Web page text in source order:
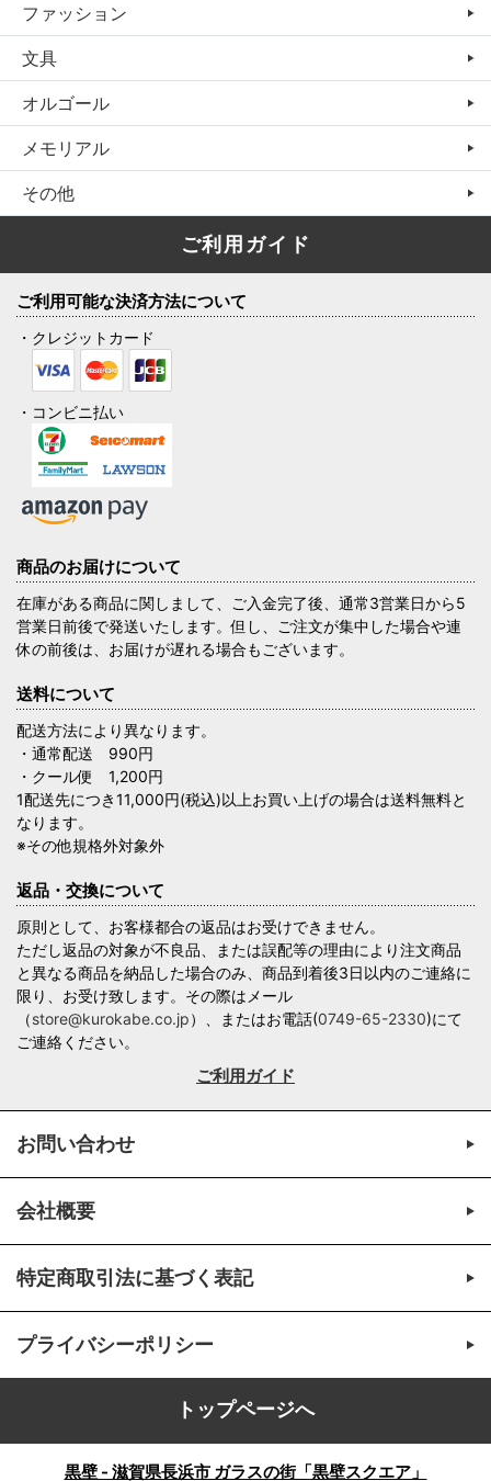
ファッション
文具
オルゴール
メモリアル
その他
ご利用ガイド
ご利用可能な決済方法について
・クレジットカード
・コンビニ払い
商品のお届けについて
在庫がある商品に関しまして、ご入金完了後、通常3営業日から5
営業日前後で発送いたします。但し、ご注文が集中した場合や連
休の前後は、お届けが遅れる場合もございます。
送料について
配送方法により異なります。
・通常配送 990円
・クール便 1,200円
1配送先につき11,000円(税込)以上お買い上げの場合は送料無料と
なります。
※その他規格外対象外
返品・交換について
原則として、お客様都合の返品はお受けできません。
ただし返品の対象が不良品、または誤配等の理由により注文商品
と異なる商品を納品した場合のみ、商品到着後3日以内のご連絡に
限り、お受け致します。その際はメール
（store@kurokabe.co.jp）、またはお電話(0749-65-2330)にて
ご連絡ください。
ご利用ガイド
お問い合わせ
会社概要
特定商取引法に基づく表記
プライバシーポリシー
トップページへ
黒壁 - 滋賀県長浜市 ガラスの街「黒壁スクエア」